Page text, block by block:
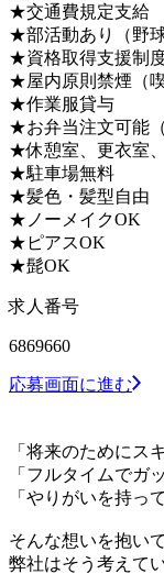
★交通費規定支給
★部活動あり（野
★資格取得支援制
★屋内原則禁煙（喫
★作業服貸与
★お弁当注文可能（
★休憩室、更衣室
★駐車場無料
★髪色・髪型自由
★ノーメイクOK
★ピアスOK
★髭OK
求人番号
6869660
応募画面に進む
「将来のためにス
「フルタイムでガ
「やりがいを持っ
そんな想いを抱い
弊社はそう考えて